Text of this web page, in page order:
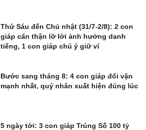
Thứ Sáu đến Chủ nhật (31/7-2/8): 2 con
giáp cẩn thận lỡ lời ảnh hưởng danh
tiếng, 1 con giáp chú ý giữ ví
Bước sang tháng 8: 4 con giáp đổi vận
mạnh nhất, quý nhân xuất hiện đúng lúc
5 ngày tới: 3 con giáp Trúng Số 100 tỷ